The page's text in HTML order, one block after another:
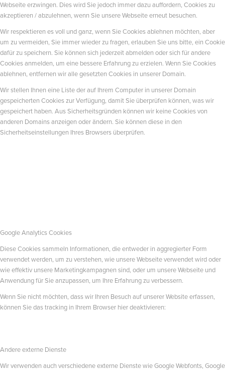
Webseite erzwingen. Dies wird Sie jedoch immer dazu auffordern, Cookies zu
akzeptieren / abzulehnen, wenn Sie unsere Webseite erneut besuchen.
Wir respektieren es voll und ganz, wenn Sie Cookies ablehnen möchten, aber
um zu vermeiden, Sie immer wieder zu fragen, erlauben Sie uns bitte, ein Cookie
dafür zu speichern. Sie können sich jederzeit abmelden oder sich für andere
Cookies anmelden, um eine bessere Erfahrung zu erzielen. Wenn Sie Cookies
ablehnen, entfernen wir alle gesetzten Cookies in unserer Domain.
Wir stellen Ihnen eine Liste der auf Ihrem Computer in unserer Domain
gespeicherten Cookies zur Verfügung, damit Sie überprüfen können, was wir
gespeichert haben. Aus Sicherheitsgründen können wir keine Cookies von
anderen Domains anzeigen oder ändern. Sie können diese in den
Sicherheitseinstellungen Ihres Browsers überprüfen.
Google Analytics Cookies
Diese Cookies sammeln Informationen, die entweder in aggregierter Form
verwendet werden, um zu verstehen, wie unsere Webseite verwendet wird oder
wie effektiv unsere Marketingkampagnen sind, oder um unsere Webseite und
Anwendung für Sie anzupassen, um Ihre Erfahrung zu verbessern.
Wenn Sie nicht möchten, dass wir Ihren Besuch auf unserer Website erfassen,
können Sie das tracking in Ihrem Browser hier deaktivieren:
Andere externe Dienste
Wir verwenden auch verschiedene externe Dienste wie Google Webfonts, Google